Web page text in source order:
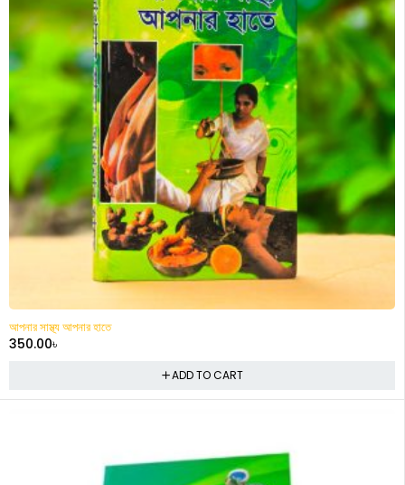
আপনার সাস্থ্য আপনার হাতে
350.00৳
ADD TO CART